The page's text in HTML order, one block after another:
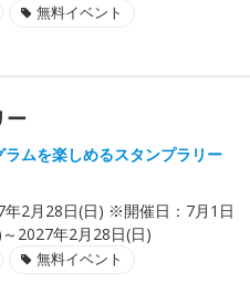
無料イベント
ー
ムを楽しめるスタンプラリー
2月28日(日) ※開催日：7月1日
2027年2月28日(日)
無料イベント